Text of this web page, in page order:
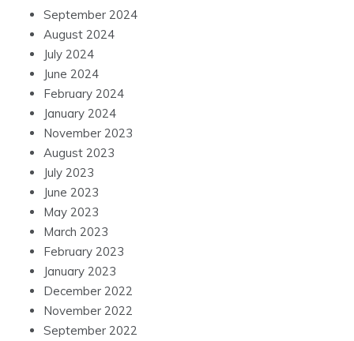
September 2024
August 2024
July 2024
June 2024
February 2024
January 2024
November 2023
August 2023
July 2023
June 2023
May 2023
March 2023
February 2023
January 2023
December 2022
November 2022
September 2022